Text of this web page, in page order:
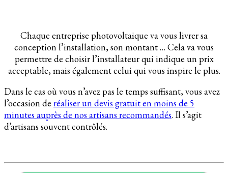
Chaque entreprise photovoltaique va vous livrer sa
conception l’installation, son montant … Cela va vous
permettre de choisir l’installateur qui indique un prix
acceptable, mais également celui qui vous inspire le plus.
Dans le cas où vous n’avez pas le temps suffisant, vous avez
l’occasion de réaliser un devis gratuit en moins de 5
minutes auprès de nos artisans recommandés. Il s’agit
d’artisans souvent contrôlés.